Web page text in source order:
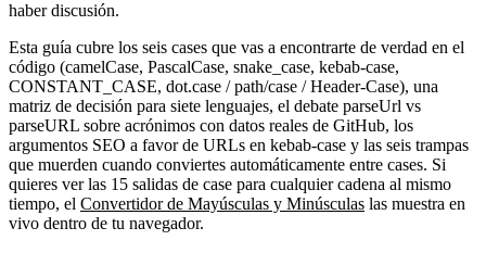
haber discusión.
Esta guía cubre los seis cases que vas a encontrarte de verdad en el
código (camelCase, PascalCase, snake_case, kebab-case,
CONSTANT_CASE, dot.case / path/case / Header-Case), una
matriz de decisión para siete lenguajes, el debate parseUrl vs
parseURL sobre acrónimos con datos reales de GitHub, los
argumentos SEO a favor de URLs en kebab-case y las seis trampas
que muerden cuando conviertes automáticamente entre cases. Si
quieres ver las 15 salidas de case para cualquier cadena al mismo
tiempo, el Convertidor de Mayúsculas y Minúsculas las muestra en
vivo dentro de tu navegador.